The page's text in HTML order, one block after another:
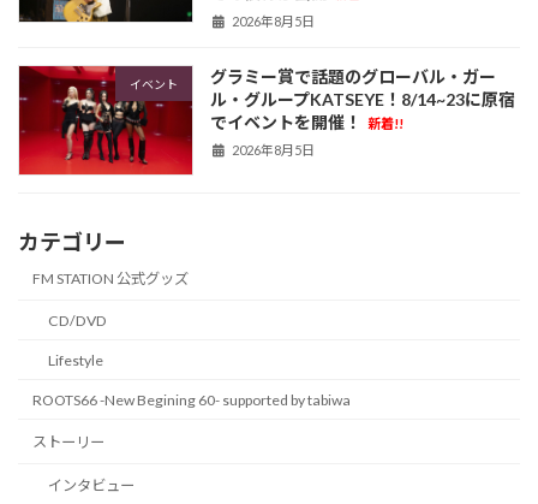
2026年8月5日
イベント
グラミー賞で話題のグローバル・ガー
ル・グループKATSEYE！8/14~23に原宿
でイベントを開催！
新着!!
2026年8月5日
カテゴリー
FM STATION 公式グッズ
CD/DVD
Lifestyle
ROOTS66 -New Begining 60- supported by tabiwa
ストーリー
インタビュー